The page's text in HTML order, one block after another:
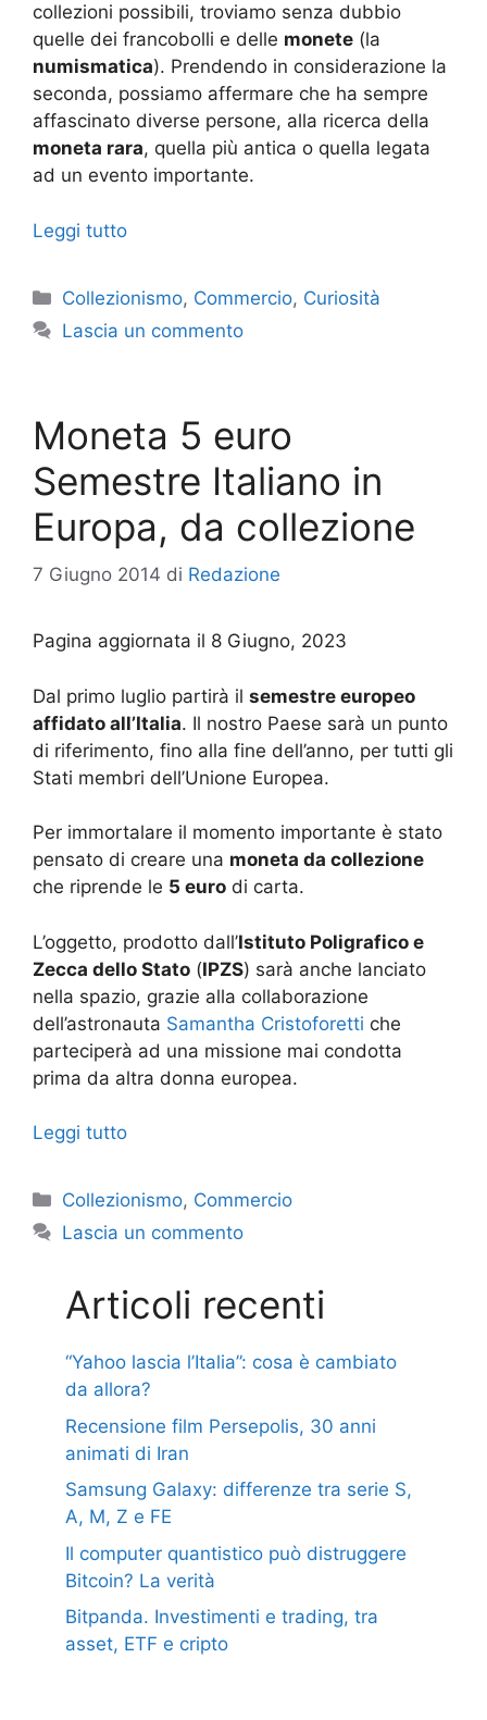
collezioni possibili, troviamo senza dubbio
quelle dei francobolli e delle monete (la
numismatica). Prendendo in considerazione la
seconda, possiamo affermare che ha sempre
affascinato diverse persone, alla ricerca della
moneta rara, quella più antica o quella legata
ad un evento importante.
Leggi tutto
Categorie
Collezionismo, Commercio, Curiosità
Lascia un commento
Moneta 5 euro
Semestre Italiano in
Europa, da collezione
7 Giugno 2014 di Redazione
Pagina aggiornata il 8 Giugno, 2023
Dal primo luglio partirà il semestre europeo
affidato all’Italia. Il nostro Paese sarà un punto
di riferimento, fino alla fine dell’anno, per tutti gli
Stati membri dell’Unione Europea.
Per immortalare il momento importante è stato
pensato di creare una moneta da collezione
che riprende le 5 euro di carta.
L’oggetto, prodotto dall’Istituto Poligrafico e
Zecca dello Stato (IPZS) sarà anche lanciato
nella spazio, grazie alla collaborazione
dell’astronauta Samantha Cristoforetti che
parteciperà ad una missione mai condotta
prima da altra donna europea.
Leggi tutto
Categorie
Collezionismo, Commercio
Lascia un commento
Articoli recenti
“Yahoo lascia l’Italia”: cosa è cambiato
da allora?
Recensione film Persepolis, 30 anni
animati di Iran
Samsung Galaxy: differenze tra serie S,
A, M, Z e FE
Il computer quantistico può distruggere
Bitcoin? La verità
Bitpanda. Investimenti e trading, tra
asset, ETF e cripto